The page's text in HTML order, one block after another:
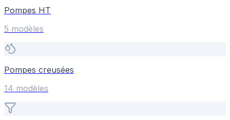
Pompes HT
5 modèles
Pompes creusées
14 modèles